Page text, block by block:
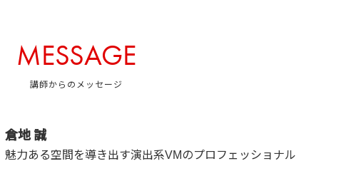
MESSAGE
講師からのメッセージ
倉地 誠
魅力ある空間を導き出す演出系VMのプロフェッショナル